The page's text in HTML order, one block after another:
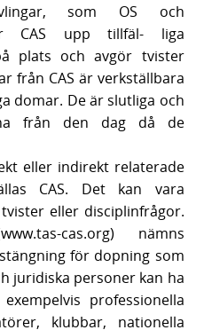
som OS och
CAS upp tillfäl- liga
plats och avgör tvister
från CAS är verkställbara
domar. De är slutliga och
från den dag då de
eller indirekt relaterade
CAS. Det kan vara
eller disciplinfrågor.
cas.org) nämns
för dopning som
juridiska personer kan ha
professionella
klubbar, nationella